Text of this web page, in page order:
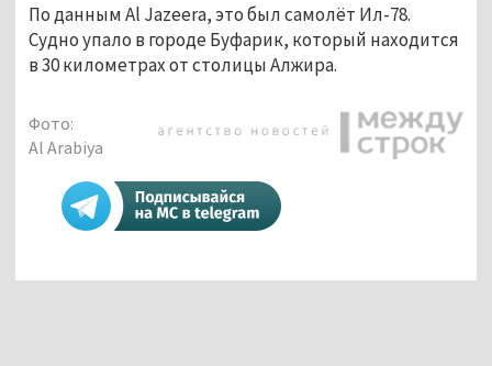
По данным Al Jazeera, это был самолёт Ил-78.
Судно упало в городе Буфарик, который находится
в 30 километрах от столицы Алжира.
Фото:
Al Arabiya